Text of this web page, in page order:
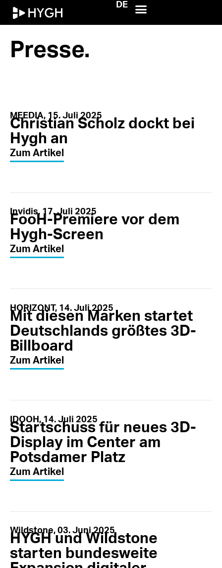
HYGH.tech DE
Presse.
MEEDIA, 15. Juli 2025
Christian Scholz dockt bei
Hygh an
Zum Artikel
Invidis, 17. Juli 2025
FooH-Premiere vor dem
Hygh-Screen
Zum Artikel
HORIZONT, 14. Juli 2025
Mit diesen Marken startet
Deutschlands größtes 3D-
Billboard
Zum Artikel
IDOOH, 14. Juli 2025
Startschuss für neues 3D-
Display im Center am
Potsdamer Platz
Zum Artikel
Wildstone, 03. Juni 2025
HYGH und Wildstone
starten bundesweite